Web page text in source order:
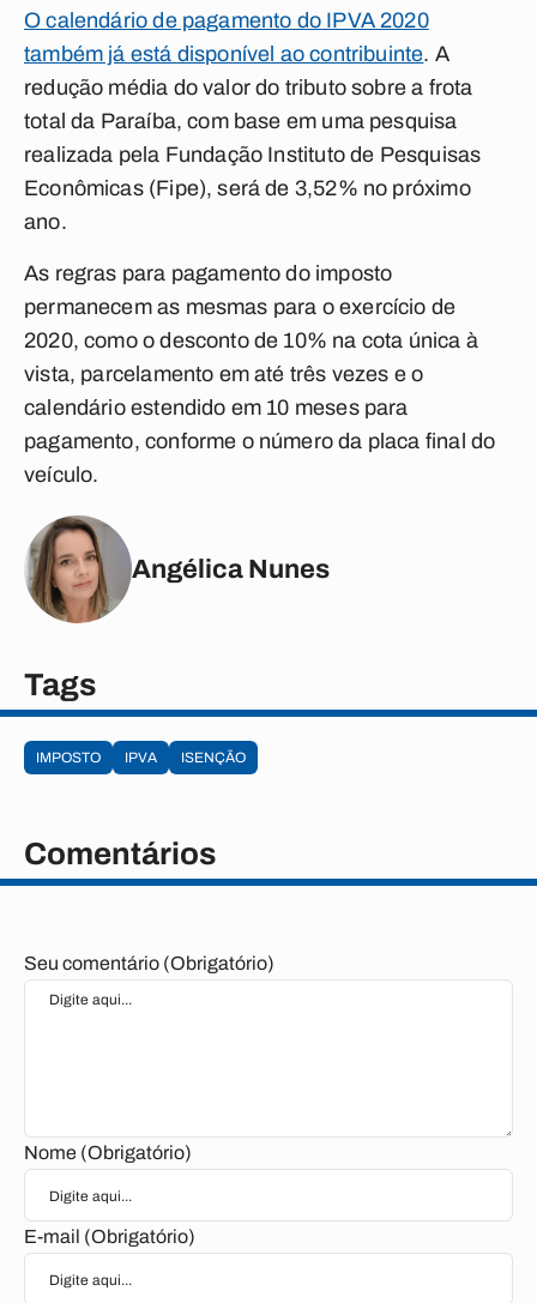
O calendário de pagamento do IPVA 2020
também já está disponível ao contribuinte. A
redução média do valor do tributo sobre a frota
total da Paraíba, com base em uma pesquisa
realizada pela Fundação Instituto de Pesquisas
Econômicas (Fipe), será de 3,52% no próximo
ano.
As regras para pagamento do imposto
permanecem as mesmas para o exercício de
2020, como o desconto de 10% na cota única à
vista, parcelamento em até três vezes e o
calendário estendido em 10 meses para
pagamento, conforme o número da placa final do
veículo.
Angélica Nunes
Tags
IMPOSTO IPVA ISENÇÃO
Comentários
Seu comentário (Obrigatório)
Nome (Obrigatório)
E-mail (Obrigatório)